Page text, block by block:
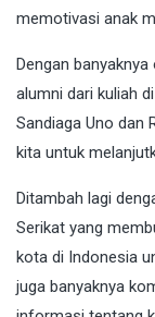
memotivasi anak
Dengan
alumni dari kuliah
Sandiaga Uno dan
kita untuk
Ditambah lagi
Serikat yang
kota di Indonesia
juga banyaknya